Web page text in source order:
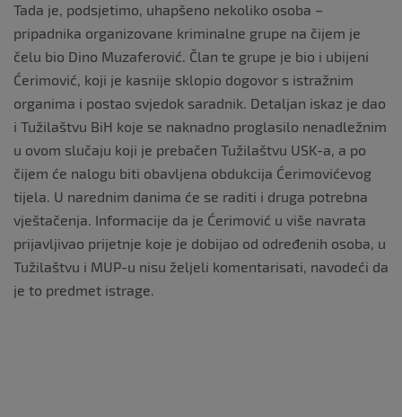
Tada je, podsjetimo, uhapšeno nekoliko osoba –
pripadnika organizovane kriminalne grupe na čijem je
čelu bio Dino Muzaferović. Član te grupe je bio i ubijeni
Ćerimović, koji je kasnije sklopio dogovor s istražnim
organima i postao svjedok saradnik. Detaljan iskaz je dao
i Tužilaštvu BiH koje se naknadno proglasilo nenadležnim
u ovom slučaju koji je prebačen Tužilaštvu USK-a, a po
čijem će nalogu biti obavljena obdukcija Ćerimovićevog
tijela. U narednim danima će se raditi i druga potrebna
vještačenja. Informacije da je Ćerimović u više navrata
prijavljivao prijetnje koje je dobijao od određenih osoba, u
Tužilaštvu i MUP-u nisu željeli komentarisati, navodeći da
je to predmet istrage.